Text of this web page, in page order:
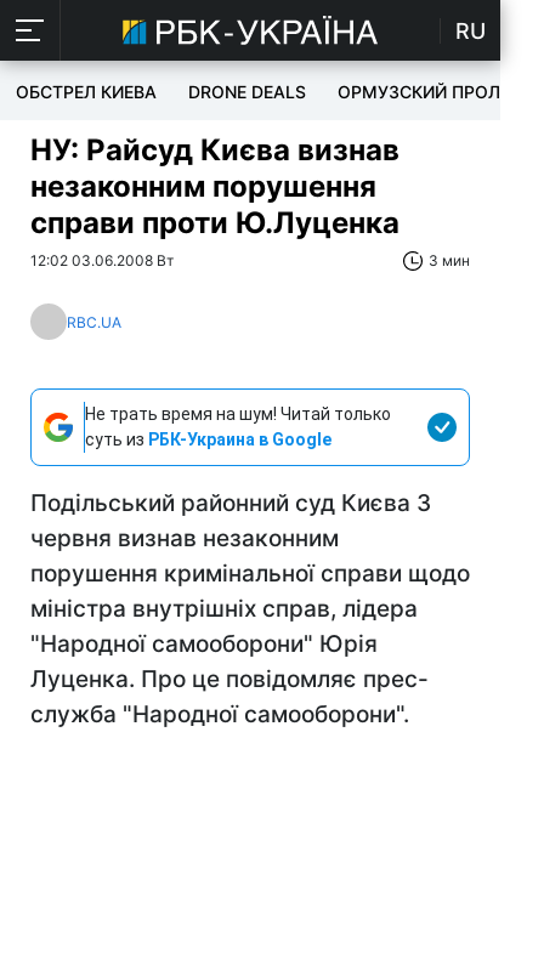
RU
ОБСТРЕЛ КИЕВА DRONE DEALS ОРМУЗСКИЙ ПРОЛИВ
НУ: Райсуд Києва визнав
незаконним порушення
справи проти Ю.Луценка
12:02 03.06.2008 Вт 3 мин
RBC.UA
Не трать время на шум! Читай только
суть из РБК-Украина в Google
Подільський районний суд Києва 3
червня визнав незаконним
порушення кримінальної справи щодо
міністра внутрішніх справ, лідера
"Народної самооборони" Юрія
Луценка. Про це повідомляє прес-
служба "Народної самооборони".